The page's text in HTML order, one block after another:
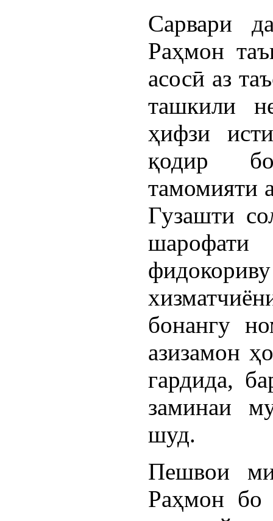
Сарвари
Раҳмон
асосӣ аз
ташкили
ҳифзи
қодир
тамомияти
Гузашти
бонангу
азизамон
гардида,
заминаи
шуд.
Пешвои
Раҳмон бо